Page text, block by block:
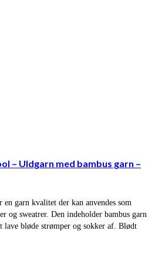
– Uldgarn med bambus garn –
garn kvalitet der kan anvendes som
og sweatrer. Den indeholder bambus garn
lave bløde strømper og sokker af. Blødt